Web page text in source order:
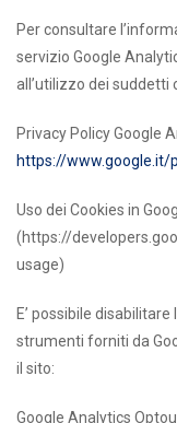
Per consultare
servizio Google
all’utilizzo dei suddetti
Privacy Policy Google
https://
Uso dei Cookies in
(https://
usage)
E’ possibile
strumenti forniti da
il sito:
Google Analytics